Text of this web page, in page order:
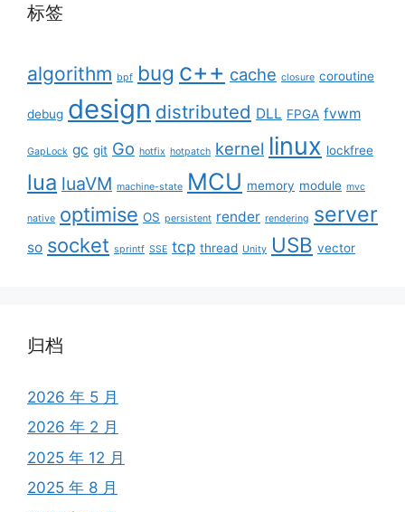
标签
algorithm bpf bug c++ cache closure coroutine
debug design distributed DLL FPGA fvwm
GapLock gc git Go hotfix hotpatch kernel linux lockfree
lua luaVM machine-state MCU memory module mvc
native optimise OS persistent render rendering server
so socket sprintf SSE tcp thread Unity USB vector
归档
2026 年 5 月
2026 年 2 月
2025 年 12 月
2025 年 8 月